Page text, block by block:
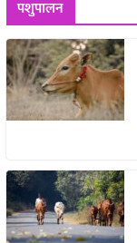
पशुपालन